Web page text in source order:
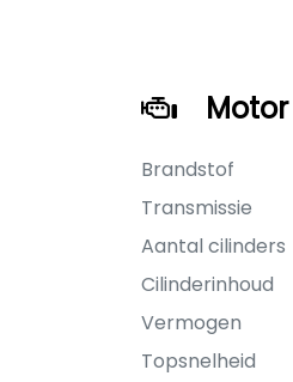
Brandstof
Transmissie
Aantal cilinders
Cilinderinhoud
Vermogen
Topsnelheid